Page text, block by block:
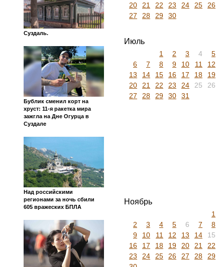
Суздаль.
Бублик сменил корт на
хруст: 11-я ракетка мира
зажгла на Дне Огурца в
Суздале
Над российскими
регионами за ночь сбили
605 вражеских БПЛА
20
21 22 23 24 25
26
27
28 29 30
Июль
1 2 3 4
5
6
7 8 9 10 11
12
13
14 15 16 17 18
19
20
21 22 23 24 25
26
27
28 29 30 31
Ноябрь
1
2
3 4 5 6 7
8
9
10 11 12 13 14
15
16
17 18 19 20 21
22
23
24 25 26 27 28
29